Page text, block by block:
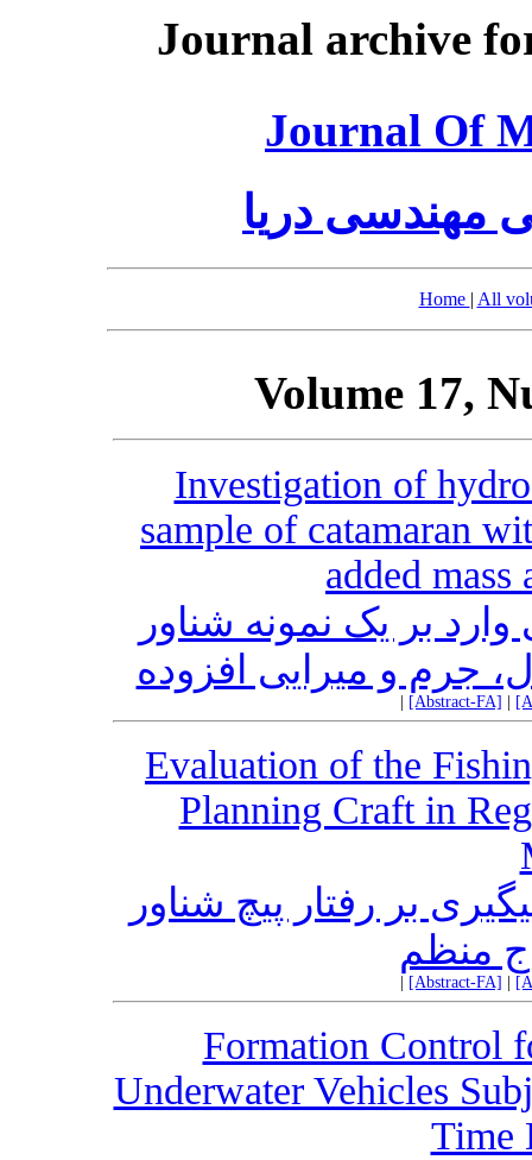
Journal archive
Journal Of
مهندسی دریا
Home | All
Volume 17,
Investigation of
sample of catamaran
added mass
بر یک نمونه شناور
جرم و میرایی افزوده
[Abstract-FA]
Evaluation of the
Planning Craft in
بر رفتار پیچ شناور
منظم
[Abstract-FA]
Formation Control
Underwater Vehicles
Time